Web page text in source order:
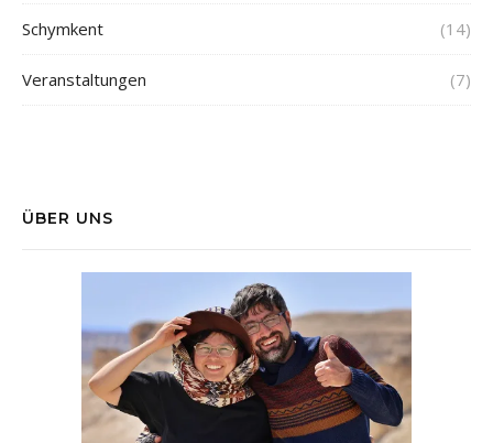
Schymkent (14)
Veranstaltungen (7)
ÜBER UNS